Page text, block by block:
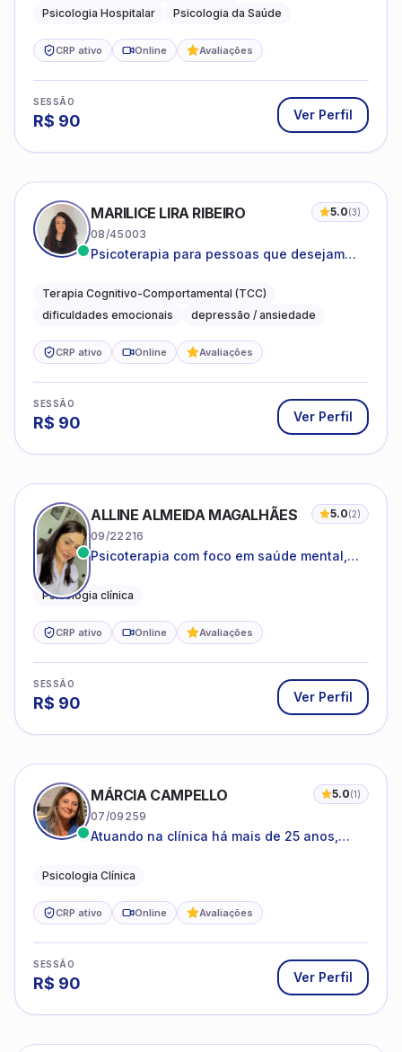
Psicologia Hospitalar
Psicologia da Saúde
CRP ativo Online Avaliações
SESSÃO
R$ 90 Ver Perfil
MARILICE LIRA RIBEIRO 5.0(3)
08/45003
Psicoterapia para pessoas que desejam
dificuldades do dia a dia
Terapia Cognitivo-Comportamental (TCC)
dificuldades emocionais
depressão / ansiedade
CRP ativo Online Avaliações
SESSÃO
R$ 90 Ver Perfil
ALLINE ALMEIDA MAGALHÃES 5.0(2)
09/22216
Psicoterapia com foco em saúde mental,
adolescentes e adultos.
Psicologia clínica
CRP ativo Online Avaliações
SESSÃO
R$ 90 Ver Perfil
MÁRCIA CAMPELLO 5.0(1)
07/09259
Atuando na clínica há mais de 25 anos,
estruturas, com experiência em
Psicologia Clínica
CRP ativo Online Avaliações
SESSÃO
R$ 90 Ver Perfil